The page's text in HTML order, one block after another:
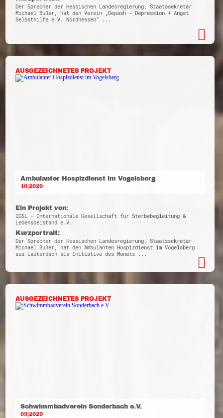
Der Sprecher der Hessischen Landesregierung, Staatssekretär
Michael Bußer, hat den Verein „Depash – Depression + Angst
Selbsthilfe e.V. Nordhessen“ ...
AUSGEZEICHNETES PROJEKT
Ambulanter Hospizdienst im Vogelsberg
10|2020
Ein Projekt von:
IGSL - Internationale Gesellschaft für Sterbebegleitung &
Lebensbeistand e.V.
Kurzportrait:
Der Sprecher der Hessischen Landesregierung, Staatssekretär
Michael Bußer, hat den Ambulanten Hospizdienst im Vogelsberg
aus Lauterbach als Initiative des Monats ...
AUSGEZEICHNETES PROJEKT
Schwimmbadverein Sonderbach e.V.
09|2020